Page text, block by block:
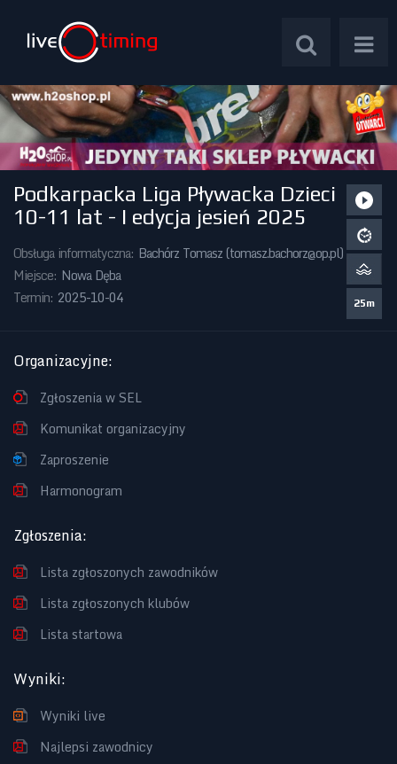
Zawody Międzynarodowe
Zawody Okręgowe
Podkarpacka Liga Pływacka Dzieci
10-11 lat - I edycja jesień 2025
Obsługa informatyczna: Bachórz Tomasz (tomasz.bachorz@op.pl)
Miejsce: Nowa Dęba
Termin: 2025-10-04 25m
Organizacyjne:
Zgłoszenia w SEL
Komunikat organizacyjny
Zaproszenie
Harmonogram
Zgłoszenia:
Lista zgłoszonych zawodników
Lista zgłoszonych klubów
Lista startowa
Wyniki:
Wyniki live
Najlepsi zawodnicy